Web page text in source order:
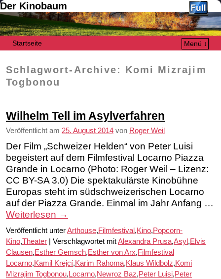
Der Kinobaum
Startseite
Menü ↓
Schlagwort-Archive: Komi Mizrajim
Togbonou
Wilhelm Tell im Asylverfahren
Veröffentlicht am 25. August 2014 von Roger Weil
Der Film „Schweizer Helden“ von Peter Luisi
begeistert auf dem Filmfestival Locarno Piazza
Grande in Locarno (Photo: Roger Weil – Lizenz:
CC BY-SA 3.0) Die spektakulärste Kinobühne
Europas steht im südschweizerischen Locarno
auf der Piazza Grande. Einmal im Jahr Anfang …
Weiterlesen →
Veröffentlicht unterArthouse,Filmfestival ,Kino,Popcorn-
Kino,Theater Verschlagwortet mitAlexandra Prusa,Asyl ,Elvis
Clausen,Esther Gemsch,Esther von Arx,Filmfestival
Locarno,Kamil Krejcí,Karim Rahoma,Klaus Wildbolz,Komi
Mizrajim Togbonou, Locarno,Newroz Baz,Peter Luisi,Peter